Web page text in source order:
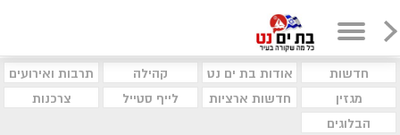
חדשות אודות בת ים נט קהילה
תרבות ואירועים
מגזין
חדשות ארציות לייף סטייל
צרכנות
הבלוגים